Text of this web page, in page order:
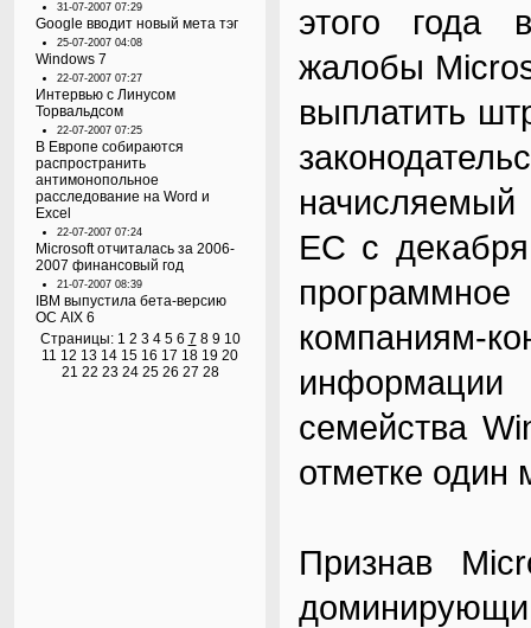
31-07-2007 07:29
Google вводит новый мета тэг
25-07-2007 04:08
Windows 7
22-07-2007 07:27
Интервью с Линусом
Торвальдсом
22-07-2007 07:25
В Европе собираются
распространить
антимонопольное
расследование на Word и
Excel
22-07-2007 07:24
Microsoft отчиталась за 2006-
2007 финансовый год
21-07-2007 08:39
IBM выпустила бета-версию
ОС AIX 6
Страницы: 1 2 3 4 5 6 7 8 9 10
11 12 13 14 15 16 17 18 19 20
21 22 23 24 25 26 27 28
этого года
жалобы
выплатить
ЕС с
компаниям-
семейства
отметке один
Признав